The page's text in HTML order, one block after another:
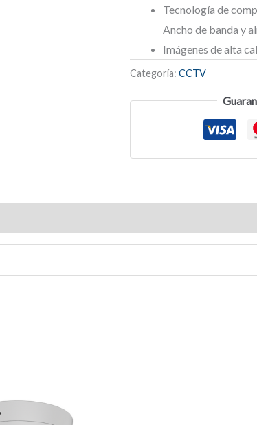
Tecnología de
Ancho de banda y
Imágenes de alta
Categoría:CCTV